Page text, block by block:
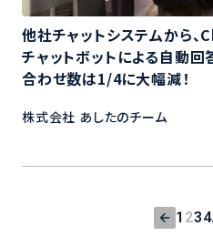
他社チャットシステムから
チャットボットによる自動
合わせ数は1/4に大幅減！
株式会社 あしたのチーム
前
1 234